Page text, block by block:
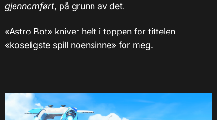
gjennomført, på grunn av det.
«Astro Bot» kniver helt i toppen for tittelen
«koseligste spill noensinne» for meg.